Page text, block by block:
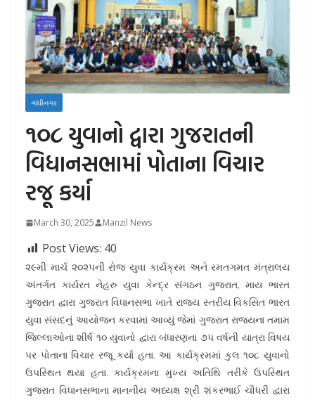
ગાંધીનગર
૧૦૮ યુવાનો દ્વારા ગુજરાતની
વિધાનસભામાં પોતાના વિચાર
રજૂ કર્યા
March 30, 2025 Manzil News
Post Views: 40
૨૯મી માર્ચ ૨૦૨૫ની રોજ યુવા કાર્યક્રમ અને રમતગમત મંત્રાલય
અંતર્ગત કાર્યરત નેહરુ યુવા કેન્દ્ર સંગઠન ગુજરાત, માય ભારત
ગુજરાત દ્વારા ગુજરાત વિધાનસભા ખાતે રાજ્ય સ્તરીય વિકસિત ભારત
યુવા સંસદનું આયોજન કરવામાં આવ્યું જેમાં ગુજરાત રાજ્યના તમામ
જિલ્લાઓના શીર્ષ ૧૦ યુવાનો દ્વારા બંધારણના ૭૫ વર્ષની યાત્રા વિષય
પર પોતાના વિચાર રજૂ કર્યા હતા. આ કાર્યક્રમમાં કુલ ૧૦૮ યુવાનો
ઉપસ્થિત થયા હતા. કાર્યક્રમના મુખ્ય અતિથિ તરીકે ઉપસ્થિત
ગુજરાત વિધાનસભાના માનનીય અધ્યક્ષ શ્રી શંકરભાઈ ચૌધરી દ્વારા